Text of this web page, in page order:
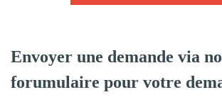
Envoyer une demande via
forumulaire pour votre